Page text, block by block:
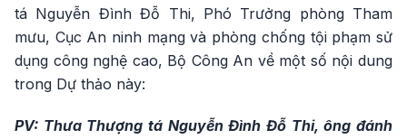
tá Nguyễn Đình Đỗ Thi, Phó Trưởng phòng Tham
mưu, Cục An ninh mạng và phòng chống tội phạm sử
dụng công nghệ cao, Bộ Công An về một số nội dung
trong Dự thảo này:
PV: Thưa Thượng tá Nguyễn Đình Đỗ Thi, ông đánh